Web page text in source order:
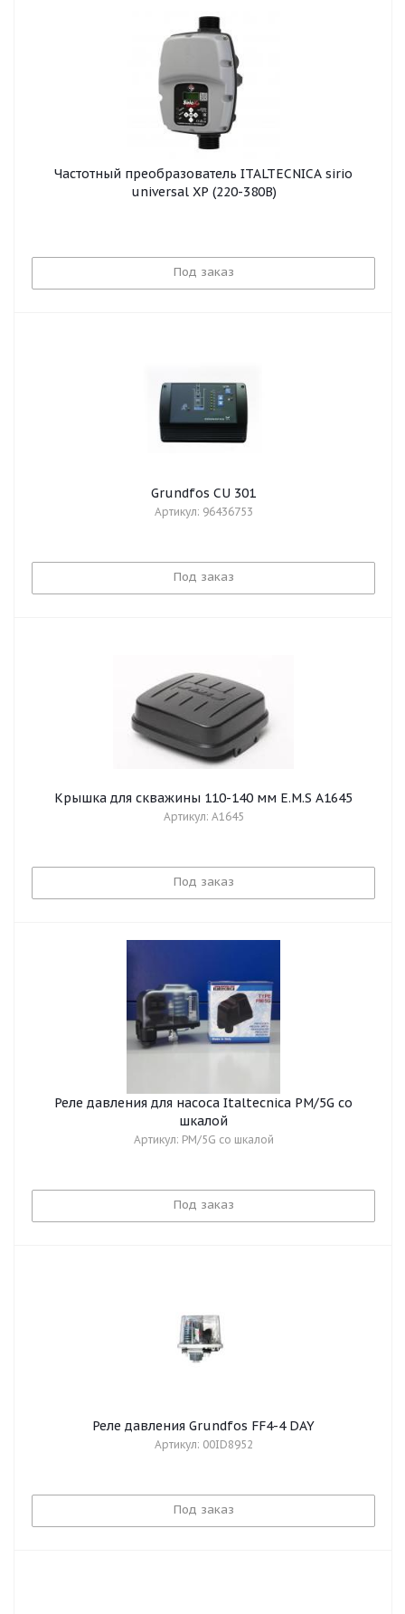
Частотный преобразователь ITALTECNICA sirio
universal XP (220-380В)
Под заказ
Grundfos CU 301
Артикул: 96436753
Под заказ
Крышка для скважины 110-140 мм E.M.S A1645
Артикул: A1645
Под заказ
Реле давления для насоса Italtecnica PM/5G со
шкалой
Артикул: PM/5G со шкалой
Под заказ
Реле давления Grundfos FF4-4 DAY
Артикул: 00ID8952
Под заказ